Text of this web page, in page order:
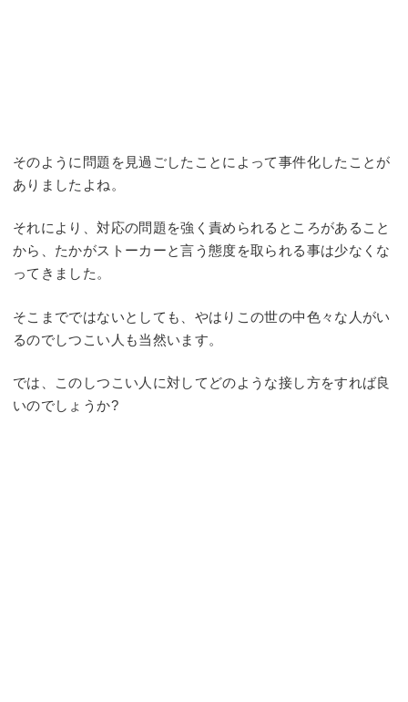
そのように問題を見過ごしたことによって事件化したことが
ありましたよね。
それにより、対応の問題を強く責められるところがあること
から、たかがストーカーと言う態度を取られる事は少なくな
ってきました。
そこまでではないとしても、やはりこの世の中色々な人がい
るのでしつこい人も当然います。
では、このしつこい人に対してどのような接し方をすれば良
いのでしょうか?